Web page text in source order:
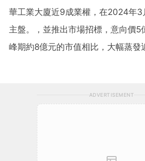
華工業大廈近9成業權，在2024年3
主盤。，並推出市場招標，意向價
峰期約8億元的市值相比，大幅蒸發
ADVERTISEMENT